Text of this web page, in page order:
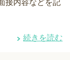
接内容などを記
続きを読む